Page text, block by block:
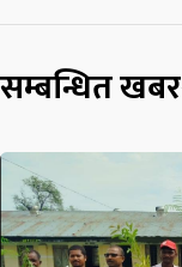
सम्बन्धित खबर